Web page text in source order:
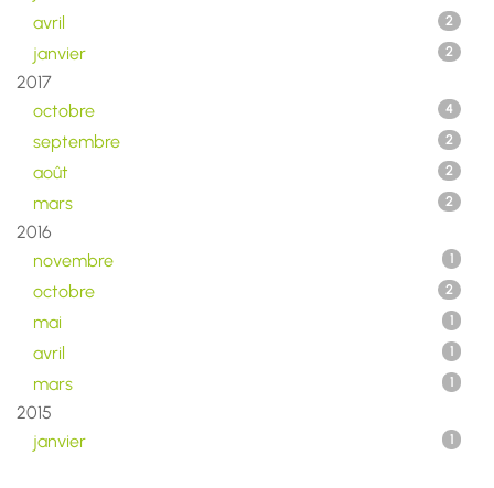
avril 2
janvier 2
2017
octobre
4
septembre 2
août 2
mars 2
2016
novembre
1
octobre 2
mai 1
avril 1
mars 1
2015
janvier
1